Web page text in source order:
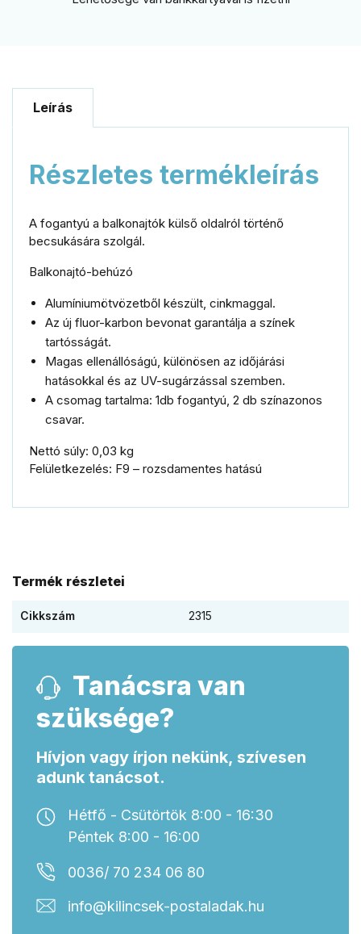
Leírás
Részletes termékleírás
A fogantyú a balkonajtók külső oldalról történő
becsukására szolgál.
Balkonajtó-behúzó
Alumíniumötvözetből készült, cinkmaggal.
Az új fluor-karbon bevonat garantálja a színek
tartósságát.
Magas ellenállóságú, különösen az időjárási
hatásokkal és az UV-sugárzással szemben.
A csomag tartalma: 1db fogantyú, 2 db színazonos
csavar.
Nettó súly: 0,03 kg
Felületkezelés: F9 – rozsdamentes hatású
Termék részletei
Cikkszám 2315
Tanácsra van
szüksége?
Hívjon vagy írjon nekünk, szívesen
adunk tanácsot.
Hétfő - Csütörtök 8:00 - 16:30
Péntek 8:00 - 16:00
0036/ 70 234 06 80
info@kilincsek-postaladak.hu